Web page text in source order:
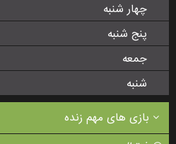
چهار شنبه
پنج شنبه
جمعه
شنبه